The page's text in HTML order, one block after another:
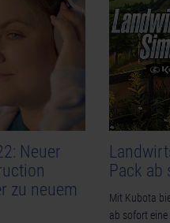
Neuer
zu neuem
Pack
Mit Kubota
ab sofort